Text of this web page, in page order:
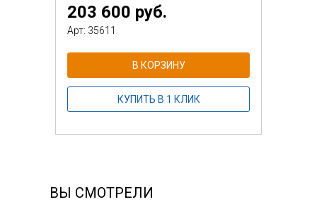
203 600 руб.
Арт: 35611
В КОРЗИНУ
КУПИТЬ В 1 КЛИК
ВЫ СМОТРЕЛИ